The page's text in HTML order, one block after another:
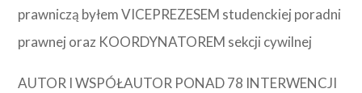
prawniczą byłem VICEPREZESEM studenckiej poradni
prawnej oraz KOORDYNATOREM sekcji cywilnej
AUTOR I WSPÓŁAUTOR PONAD 78 INTERWENCJI